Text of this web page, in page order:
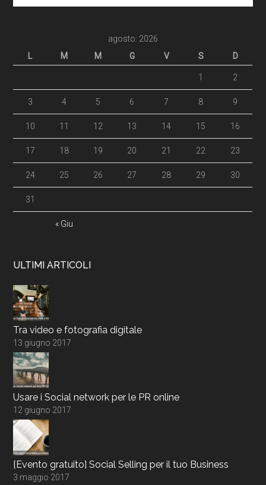
agosto: 2026
L
M M G V S D
« Giu
1 2
3 4 5 6 7 8 9
10 11 12 13 14 15 16
17 18 19 20 21 22 23
24 25 26 27 28 29 30
31
ULTIMI ARTICOLI
Tra video e fotografia digitale
13 giugno 2017
Usare i Social network per le PR online
12 giugno 2017
[Evento gratuito] Social Selling per il tuo Business
3 maggio 2017